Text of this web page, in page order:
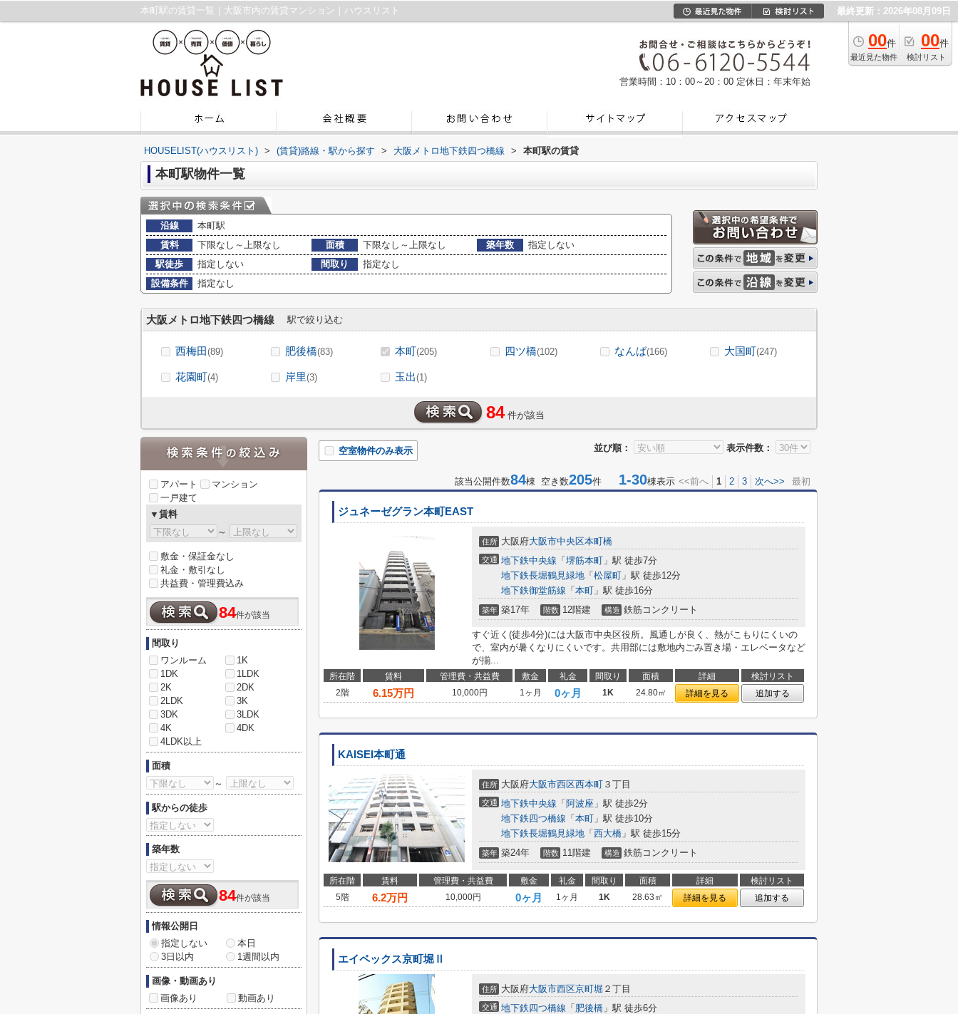
本町駅の賃貸一覧｜大阪市内の賃貸マンション｜ハウスリスト 最終更新：2026年08月09日
00件
最近見た物件
00件
検討リスト
営業時間：10：00～20：00 定休日：年末年始
HOUSELIST(ハウスリスト) > (賃貸)路線・駅から探す > 大阪メトロ地下鉄四つ橋線 > 本町駅の賃貸
本町駅物件一覧
沿線
本町駅
賃料
下限なし～上限なし 面積 下限なし～上限なし 築年数
指定しない
駅徒歩
指定しない 間取り
指定なし
設備条件
指定なし
大阪メトロ地下鉄四つ橋線 駅で絞り込む
西梅田(89) 肥後橋(83) 本町(205) 四ツ橋(102) なんば(166) 大国町(247)
花園町(4) 岸里(3) 玉出(1)
84 件が該当
並び順： 表示件数：
空室物件のみ表示
該当公開件数84棟 空き数205件 1-30棟表示 <<前へ 1 2 3 次へ>> 最初
ジュネーゼグラン本町EAST
住所 大阪府大阪市中央区本町橋
交通 地下鉄中央線 「 堺筋本町 」駅 徒歩7分
地下鉄長堀鶴見緑地 「 松屋町 」駅 徒歩12分
地下鉄御堂筋線 「 本町 」駅 徒歩16分
築年 築17年 階数 12階建 構造 鉄筋コンクリート
すぐ近く(徒歩4分)には大阪市中央区役所。風通しが良く、熱がこもりにくいの
で、室内が暑くなりにくいです。共用部には敷地内ごみ置き場・エレベータなど
が揃...
所在階 賃料 管理費・共益費 敷金 礼金 間取り 面積 詳細
検討リスト
2階
6.15万円 10,000円 1ヶ月 0ヶ月 1K 24.80㎡ 詳細を見る 追加する
KAISEI本町通
住所 大阪府大阪市西区西本町 ３丁目
交通 地下鉄中央線 「 阿波座 」駅 徒歩2分
地下鉄四つ橋線 「 本町 」駅 徒歩10分
地下鉄長堀鶴見緑地 「 西大橋 」駅 徒歩15分
築年 築24年 階数 11階建 構造 鉄筋コンクリート
所在階 賃料 管理費・共益費 敷金 礼金 間取り 面積 詳細
検討リスト
5階
6.2万円 10,000円 0ヶ月 1ヶ月 1K 28.63㎡ 詳細を見る 追加する
エイペックス京町堀Ⅱ
住所 大阪府大阪市西区京町堀 ２丁目
交通 地下鉄四つ橋線 「 肥後橋 」駅 徒歩6分
アパート
マンション
一戸建て
▼賃料
～
敷金・保証金なし
礼金・敷引なし
共益費・管理費込み
84件が該当
間取り
ワンルーム
1K
1DK
1LDK
2K
2DK
2LDK
3K
3DK
3LDK
4K
4DK
4LDK以上
面積
～
駅からの徒歩
築年数
84件が該当
情報公開日
指定しない
本日
3日以内
1週間以内
画像・動画あり
画像あり
動画あり